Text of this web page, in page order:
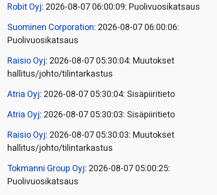
Robit Oyj: 2026-08-07 06:00:09: Puolivuosikatsaus
Suominen Corporation: 2026-08-07 06:00:06:
Puolivuosikatsaus
Raisio Oyj: 2026-08-07 05:30:04: Muutokset
hallitus/johto/tilintarkastus
Atria Oyj: 2026-08-07 05:30:04: Sisäpiiritieto
Atria Oyj: 2026-08-07 05:30:03: Sisäpiiritieto
Raisio Oyj: 2026-08-07 05:30:03: Muutokset
hallitus/johto/tilintarkastus
Tokmanni Group Oyj: 2026-08-07 05:00:25:
Puolivuosikatsaus